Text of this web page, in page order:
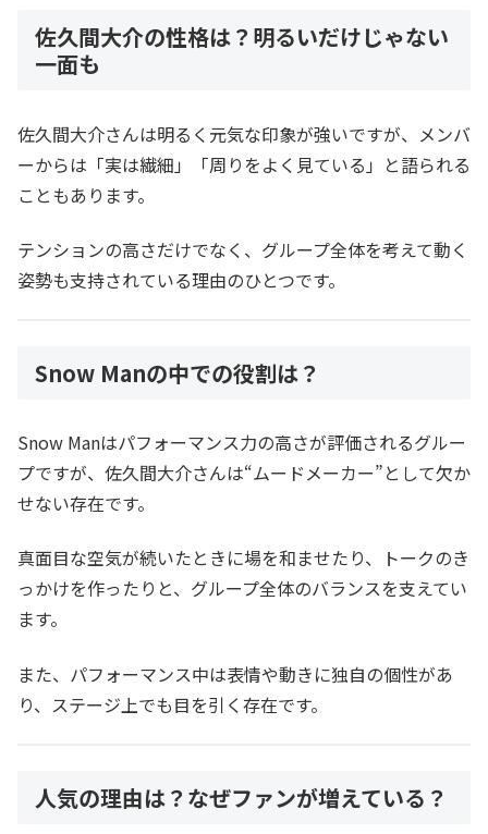
佐久間大介の性格は？明るいだけじゃない
一面も
佐久間大介さんは明るく元気な印象が強いですが、メンバ
ーからは「実は繊細」「周りをよく見ている」と語られる
こともあります。
テンションの高さだけでなく、グループ全体を考えて動く
姿勢も支持されている理由のひとつです。
Snow Manの中での役割は？
Snow Manはパフォーマンス力の高さが評価されるグルー
プですが、佐久間大介さんは“ムードメーカー”として欠か
せない存在です。
真面目な空気が続いたときに場を和ませたり、トークのき
っかけを作ったりと、グループ全体のバランスを支えてい
ます。
また、パフォーマンス中は表情や動きに独自の個性があ
り、ステージ上でも目を引く存在です。
人気の理由は？なぜファンが増えている？